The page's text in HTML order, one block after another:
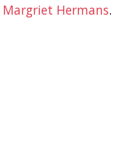
Margriet Hermans.